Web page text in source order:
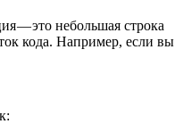
— это небольшая строка
кода. Например, если вы